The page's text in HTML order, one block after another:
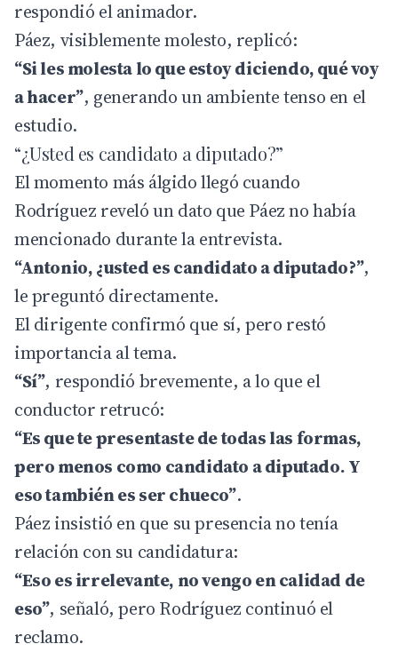
respondió el animador.
Páez, visiblemente molesto, replicó:
“Si les molesta lo que estoy diciendo, qué voy
a hacer”, generando un ambiente tenso en el
estudio.
“¿Usted es candidato a diputado?”
El momento más álgido llegó cuando
Rodríguez reveló un dato que Páez no había
mencionado durante la entrevista.
“Antonio, ¿usted es candidato a diputado?”,
le preguntó directamente.
El dirigente confirmó que sí, pero restó
importancia al tema.
“Sí”, respondió brevemente, a lo que el
conductor retrucó:
“Es que te presentaste de todas las formas,
pero menos como candidato a diputado. Y
eso también es ser chueco”.
Páez insistió en que su presencia no tenía
relación con su candidatura:
“Eso es irrelevante, no vengo en calidad de
eso”, señaló, pero Rodríguez continuó el
reclamo.